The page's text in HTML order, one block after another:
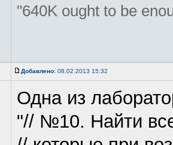
"640K ought to be
Добавлено: 08.02.2013 15:32
Одна из
"// №10. Найти